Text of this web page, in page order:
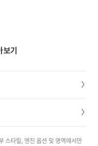
기
스타일, 엔진 옵션 및 영역에서만